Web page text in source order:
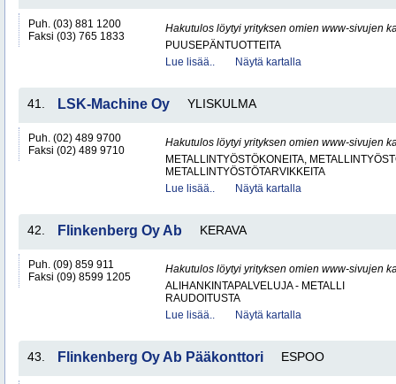
Puh. (03) 881 1200
Faksi (03) 765 1833
Hakutulos löytyi yrityksen omien www-sivujen
PUUSEPÄNTUOTTEITA
Lue lisää..
Näytä kartalla
41. LSK-Machine Oy YLISKULMA
Puh. (02) 489 9700
Faksi (02) 489 9710
Hakutulos löytyi yrityksen omien www-sivujen
METALLINTYÖSTÖKONEITA,
METALLINTYÖSTÖTARVIKKEITA
Lue lisää..
Näytä kartalla
42. Flinkenberg Oy Ab KERAVA
Puh. (09) 859 911
Faksi (09) 8599 1205
Hakutulos löytyi yrityksen omien www-sivujen
ALIHANKINTAPALVELUJA - METALLI
RAUDOITUSTA
Lue lisää..
Näytä kartalla
43. Flinkenberg Oy Ab Pääkonttori ESPOO